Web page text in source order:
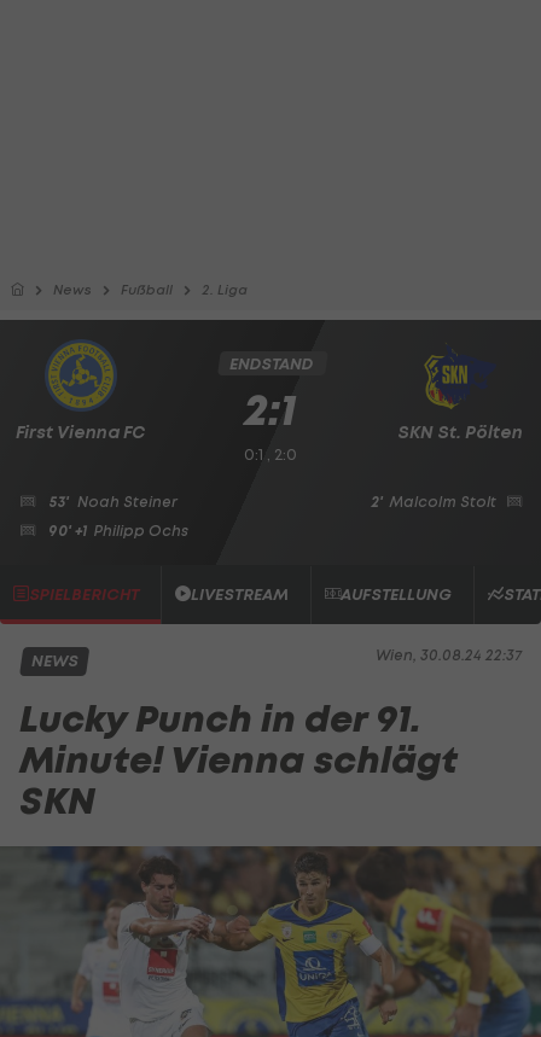
News Fußball 2. Liga
First Vienna FC SKN St. Pölten
ENDSTAND
2:1
0:1 , 2:0
53' Noah Steiner
90' +1 Philipp Ochs
2' Malcolm Stolt
SPIELBERICHT LIVESTREAM AUFSTELLUNG
Wien, 30.08.24 22:37
NEWS
Lucky Punch in der 91.
Minute! Vienna schlägt
SKN